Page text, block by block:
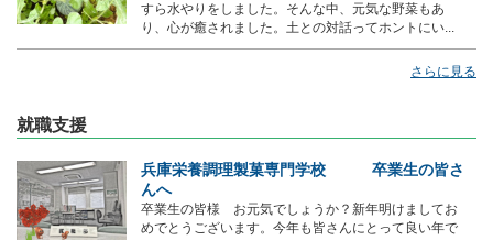
すら水やりをしました。そんな中、元気な野菜もあ
り、心が癒されました。土との対話ってホントにい...
さらに見る
就職支援
兵庫栄養調理製菓専門学校 卒業生の皆さ
んへ
卒業生の皆様 お元気でしょうか？新年明けましてお
めでとうございます。今年も皆さんにとって良い年で